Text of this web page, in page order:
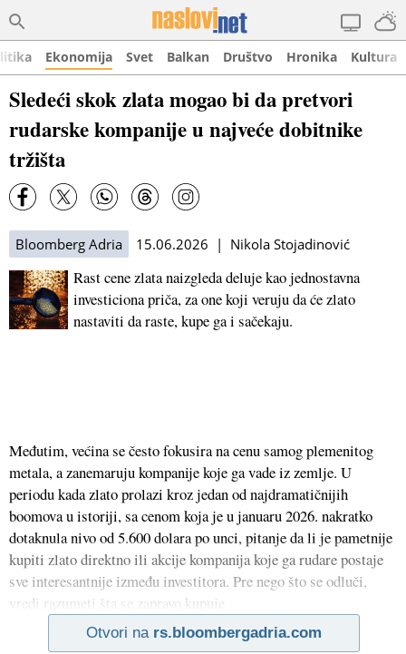
Ekonomija Svet Balkan Društvo Hronika Kultura
Sledeći skok zlata mogao bi da pretvori
rudarske kompanije u najveće dobitnike
tržišta
Bloomberg Adria 15.06.2026 | Nikola Stojadinović
Rast cene zlata naizgleda deluje kao jednostavna
investiciona priča, za one koji veruju da će zlato
nastaviti da raste, kupe ga i sačekaju.
Međutim, većina se često fokusira na cenu samog plemenitog
metala, a zanemaruju kompanije koje ga vade iz zemlje. U
periodu kada zlato prolazi kroz jedan od najdramatičnijih
boomova u istoriji, sa cenom koja je u januaru 2026. nakratko
dotaknula nivo od 5.600 dolara po unci, pitanje da li je pametnije
kupiti zlato direktno ili akcije kompanija koje ga rudare postaje
sve interesantnije između investitora. Pre nego što se odluči,
vredi razumeti šta se zapravo kupuje
Otvori na rs.bloombergadria.com